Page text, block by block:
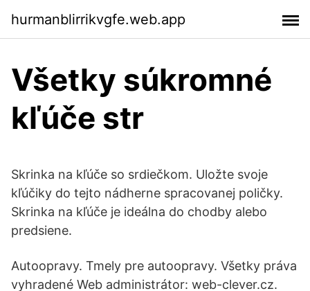
hurmanblirrikvgfe.web.app
Všetky súkromné ​​
kľúče str
Skrinka na kľúče so srdiečkom. Uložte svoje
kľúčiky do tejto nádherne spracovanej poličky.
Skrinka na kľúče je ideálna do chodby alebo
predsiene.
Autoopravy. Tmely pre autoopravy. Všetky práva
vyhradené Web administrátor: web-clever.cz.